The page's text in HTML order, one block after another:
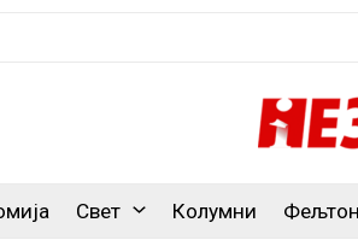
Свет Колумни Фељтон